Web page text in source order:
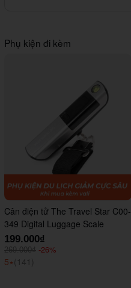
Phụ kiện đi kèm
Cân điện tử The Travel Star C00-
349 Digital Luggage Scale
199.000₫
269.000₫ -26%
5⭑ (141)